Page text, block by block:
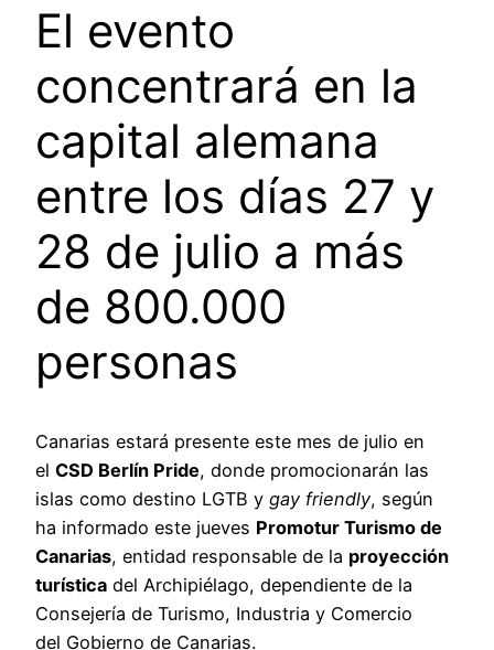
El evento
concentrará en la
capital alemana
entre los días 27 y
28 de julio a más
de 800.000
personas
Canarias estará presente este mes de julio en
el CSD Berlín Pride, donde promocionarán las
islas como destino LGTB y gay friendly, según
ha informado este jueves Promotur Turismo de
Canarias, entidad responsable de la proyección
turística del Archipiélago, dependiente de la
Consejería de Turismo, Industria y Comercio
del Gobierno de Canarias.